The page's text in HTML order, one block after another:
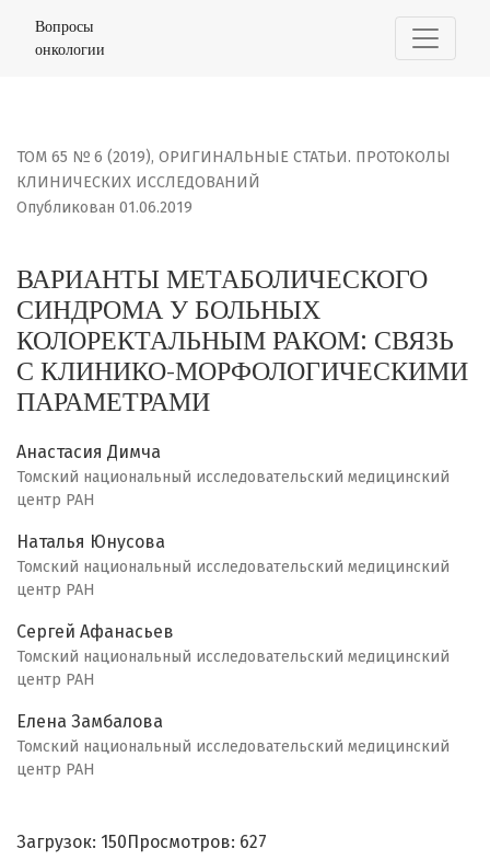
ВАРИАНТЫ МЕТАБОЛИЧЕСКОГО СИНДРОМА У
Вопросы
онкологии
ТОМ 65 № 6 (2019), ОРИГИНАЛЬНЫЕ СТАТЬИ. ПРОТОКОЛЫ
КЛИНИЧЕСКИХ ИССЛЕДОВАНИЙ
ВАРИАНТЫ МЕТАБОЛИЧЕСКОГО
СИНДРОМА У БОЛЬНЫХ
КОЛОРЕКТАЛЬНЫМ РАКОМ: СВЯЗЬ
С КЛИНИКО-МОРФОЛОГИЧЕСКИМИ
ПАРАМЕТРАМИ
Опубликован 01.06.2019
Анастасия Димча
Томский национальный исследовательский медицинский
центр РАН
Наталья Юнусова
Томский национальный исследовательский медицинский
центр РАН
Сергей Афанасьев
Томский национальный исследовательский медицинский
центр РАН
Елена Замбалова
Томский национальный исследовательский медицинский
центр РАН
Загрузок: 150 Просмотров: 627